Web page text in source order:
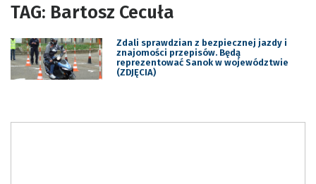
TAG: Bartosz Cecuła
Zdali sprawdzian z bezpiecznej jazdy i
znajomości przepisów. Będą
reprezentować Sanok w województwie
(ZDJĘCIA)